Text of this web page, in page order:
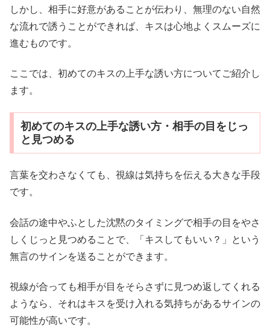
しかし、相手に好意があることが伝わり、無理のない自然
な流れで誘うことができれば、キスは心地よくスムーズに
進むものです。
ここでは、初めてのキスの上手な誘い方についてご紹介し
ます。
初めてのキスの上手な誘い方・相手の目をじっ
と見つめる
言葉を交わさなくても、視線は気持ちを伝える大きな手段
です。
会話の途中やふとした沈黙のタイミングで相手の目をやさ
しくじっと見つめることで、「キスしてもいい？」という
無言のサインを送ることができます。
視線が合っても相手が目をそらさずに見つめ返してくれる
ようなら、それはキスを受け入れる気持ちがあるサインの
可能性が高いです。